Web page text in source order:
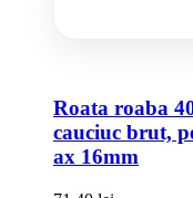
Roata roaba
cauciuc brut,
ax 16mm